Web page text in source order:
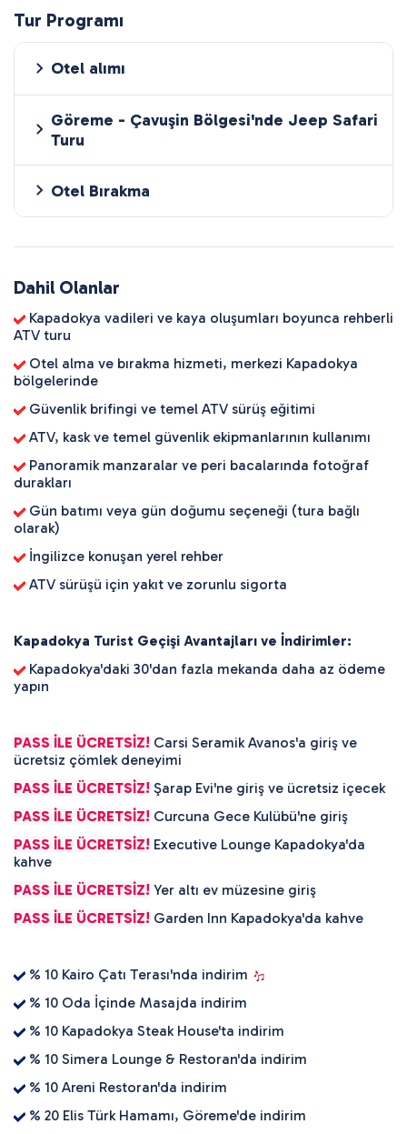
Tur Programı
Otel alımı
Göreme - Çavuşin Bölgesi'nde Jeep Safari
Turu
Otel Bırakma
Dahil Olanlar
Kapadokya vadileri ve kaya oluşumları boyunca rehberli
ATV turu
Otel alma ve bırakma hizmeti, merkezi Kapadokya
bölgelerinde
Güvenlik brifingi ve temel ATV sürüş eğitimi
ATV, kask ve temel güvenlik ekipmanlarının kullanımı
Panoramik manzaralar ve peri bacalarında fotoğraf
durakları
Gün batımı veya gün doğumu seçeneği (tura bağlı
olarak)
İngilizce konuşan yerel rehber
ATV sürüşü için yakıt ve zorunlu sigorta
Kapadokya Turist Geçişi Avantajları ve İndirimler:
Kapadokya'daki 30'dan fazla mekanda daha az ödeme
yapın
PASS İLE ÜCRETSİZ! Carsi Seramik Avanos'a giriş ve
ücretsiz çömlek deneyimi
PASS İLE ÜCRETSİZ! Şarap Evi'ne giriş ve ücretsiz içecek
PASS İLE ÜCRETSİZ! Curcuna Gece Kulübü'ne giriş
PASS İLE ÜCRETSİZ! Executive Lounge Kapadokya'da
kahve
PASS İLE ÜCRETSİZ! Yer altı ev müzesine giriş
PASS İLE ÜCRETSİZ! Garden Inn Kapadokya'da kahve
% 10 Kairo Çatı Terası'nda indirim
% 10 Oda İçinde Masajda indirim
% 10 Kapadokya Steak House'ta indirim
% 10 Simera Lounge & Restoran'da indirim
% 10 Areni Restoran'da indirim
% 20 Elis Türk Hamamı, Göreme'de indirim